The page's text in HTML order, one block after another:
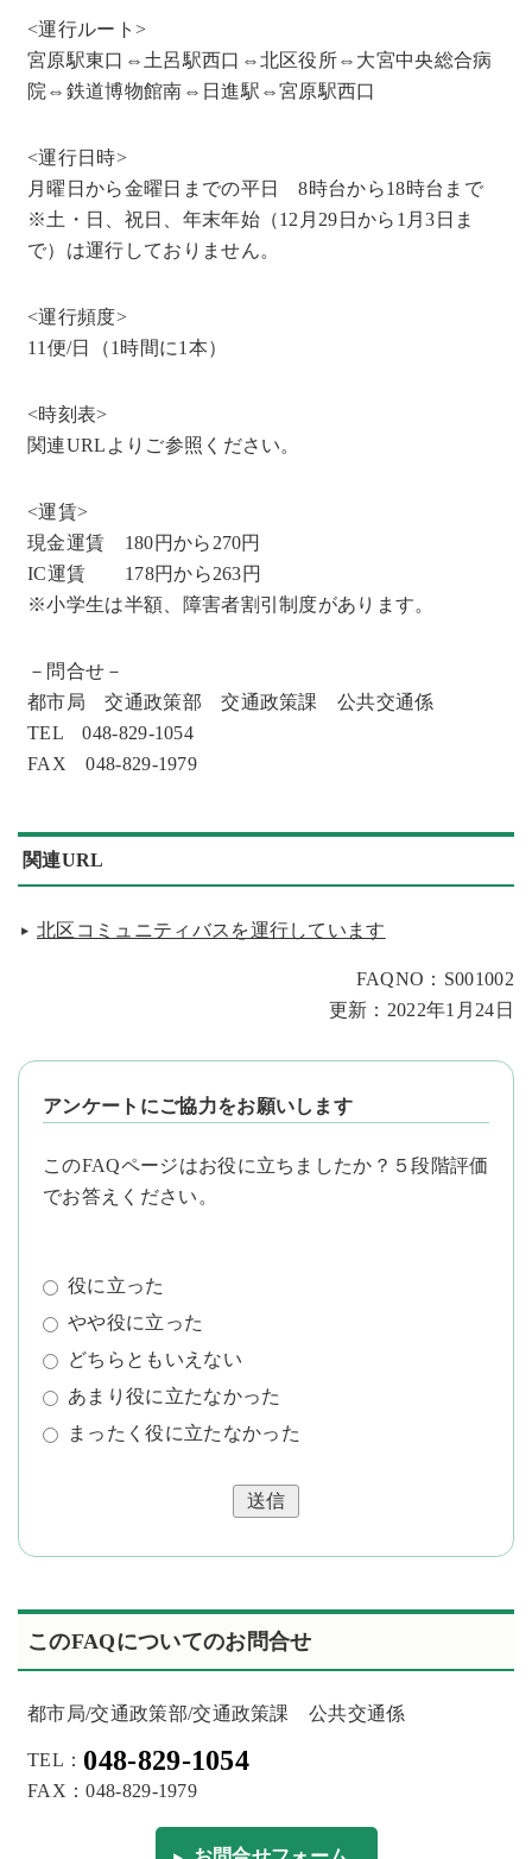
<運行ルート>
宮原駅東口⇔土呂駅西口⇔北区役所⇔大宮中央総合病
院⇔鉄道博物館南⇔日進駅⇔宮原駅西口
<運行日時>
月曜日から金曜日までの平日 8時台から18時台まで
※土・日、祝日、年末年始（12月29日から1月3日ま
で）は運行しておりません。
<運行頻度>
11便/日（1時間に1本）
<時刻表>
関連URLよりご参照ください。
<運賃>
現金運賃 180円から270円
IC運賃 178円から263円
※小学生は半額、障害者割引制度があります。
－問合せ－
都市局 交通政策部 交通政策課 公共交通係
TEL 048-829-1054
FAX 048-829-1979
関連URL
北区コミュニティバスを運行しています
FAQNO：S001002
更新：2022年1月24日
アンケートにご協力をお願いします
このFAQページはお役に立ちましたか？５段階評価
でお答えください。
役に立った
やや役に立った
どちらともいえない
あまり役に立たなかった
まったく役に立たなかった
送信
このFAQについてのお問合せ
都市局/交通政策部/交通政策課 公共交通係
TEL： 048-829-1054
FAX：048-829-1979